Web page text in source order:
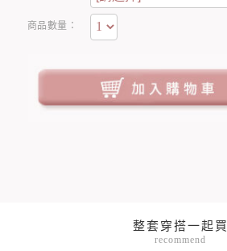
商品數量：
整套穿搭一起買
recommend